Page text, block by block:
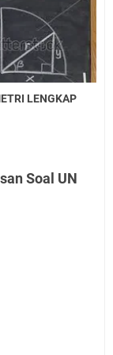
LENGKAP
Soal UN